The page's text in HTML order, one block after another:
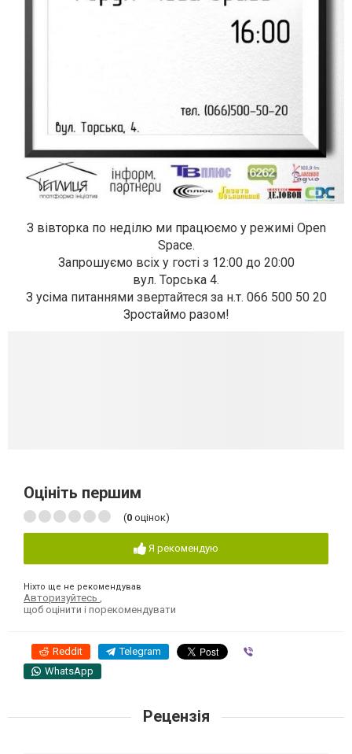
З вівторка по неділю ми працюємо у режимі Open
Space.
Запрошуємо всіх у гості з 12:00 до 20:00
вул. Торська 4.
З усіма питаннями звертайтеся за н.т. 066 500 50 20
Зростаймо разом!
Оцініть першим
(0 оцінок)
Я рекомендую
Ніхто ще не рекомендував
Авторизуйтесь ,
щоб оцінити і порекомендувати
Reddit Telegram
WhatsApp
Рецензія